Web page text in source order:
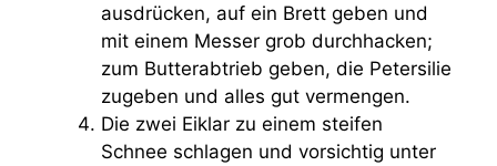
ausdrücken, auf ein Brett geben und
mit einem Messer grob durchhacken;
zum Butterabtrieb geben, die Petersilie
zugeben und alles gut vermengen.
Die zwei Eiklar zu einem steifen
Schnee schlagen und vorsichtig unter